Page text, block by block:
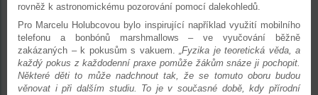
rovněž k astronomickému pozorování pomocí dalekohledů.
Pro Marcelu Holubcovou bylo inspirující například využití mobilního
telefonu a bonbónů marshmallows – ve vyučování běžně
zakázaných – k pokusům s vakuem. „Fyzika je teoretická věda, a
každý pokus z každodenní praxe pomůže žákům snáze ji pochopit.
Některé děti to může nadchnout tak, že se tomuto oboru budou
věnovat i při dalším studiu. To je v současné době, kdy přírodní